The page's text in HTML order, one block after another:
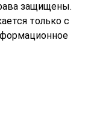
защищены.
только с